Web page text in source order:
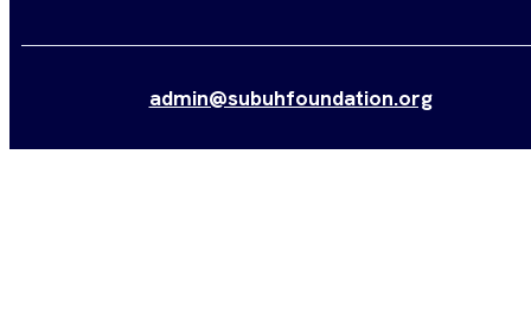
admin@subuhfoundation.org